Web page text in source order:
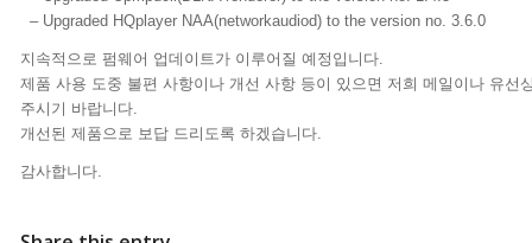
– Upgraded HQplayer NAA(networkaudiod) to the version no. 3.6.0
지속적으로 펌웨어 업데이트가 이루어질 예정입니다.
제품 사용 도중 불편 사항이나 개선 사항 등이 있으면 저희 메일이나 유선
주시기 바랍니다.
개선된 제품으로 보답 드리도록 하겠습니다.
감사합니다.